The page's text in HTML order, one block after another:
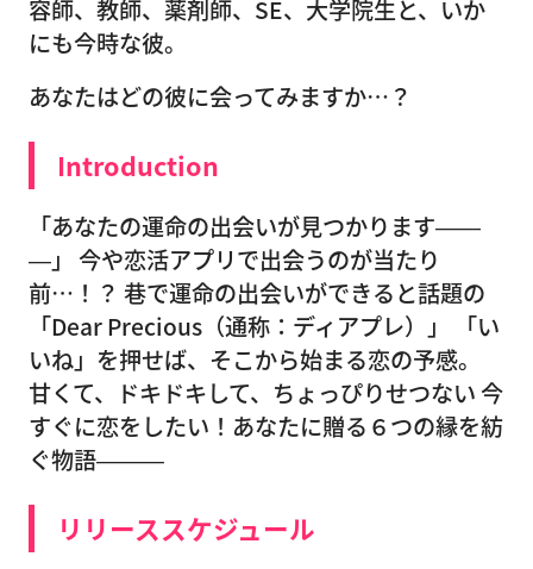
容師、教師、薬剤師、SE、大学院生と、いか
にも今時な彼。
あなたはどの彼に会ってみますか…？
Introduction
「あなたの運命の出会いが見つかります――
―」 今や恋活アプリで出会うのが当たり
前…！？ 巷で運命の出会いができると話題の
「Dear Precious（通称：ディアプレ）」 「い
いね」を押せば、そこから始まる恋の予感。
甘くて、ドキドキして、ちょっぴりせつない 今
すぐに恋をしたい！あなたに贈る６つの縁を紡
ぐ物語―――
リリーススケジュール